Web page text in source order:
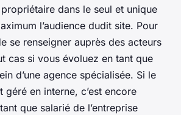
dans le seul et unique
l’audience dudit site. Pour
se renseigner auprès des acteurs
cas si vous évoluez en tant que
d’une agence spécialisée. Si le
géré en interne, c’est encore
que salarié de l’entreprise